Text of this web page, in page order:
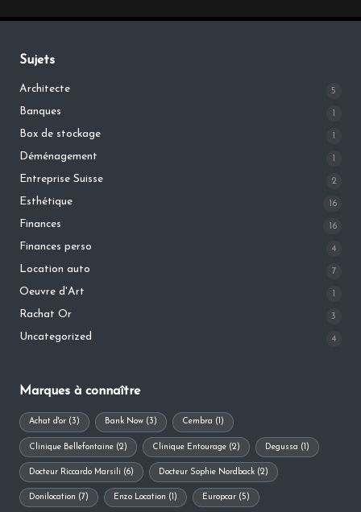
Sujets
Architecte 5
Banques
Box de stockage
Déménagement
Entreprise Suisse 2
Esthétique 16
Finances 16
Finances perso 4
Location auto 7
Oeuvre d'Art
Rachat Or 3
Uncategorized 4
Marques à connaître
Achat d'or (3) Bank Now(3) Cembra (1)
Clinique Bellefontaine (2) Clinique Entourage(2) Degussa (1)
Docteur Riccardo Marsili (6) Docteur Sophie Nordback(2)
Donilocation (7) Enzo Location (1) Europcar(5)